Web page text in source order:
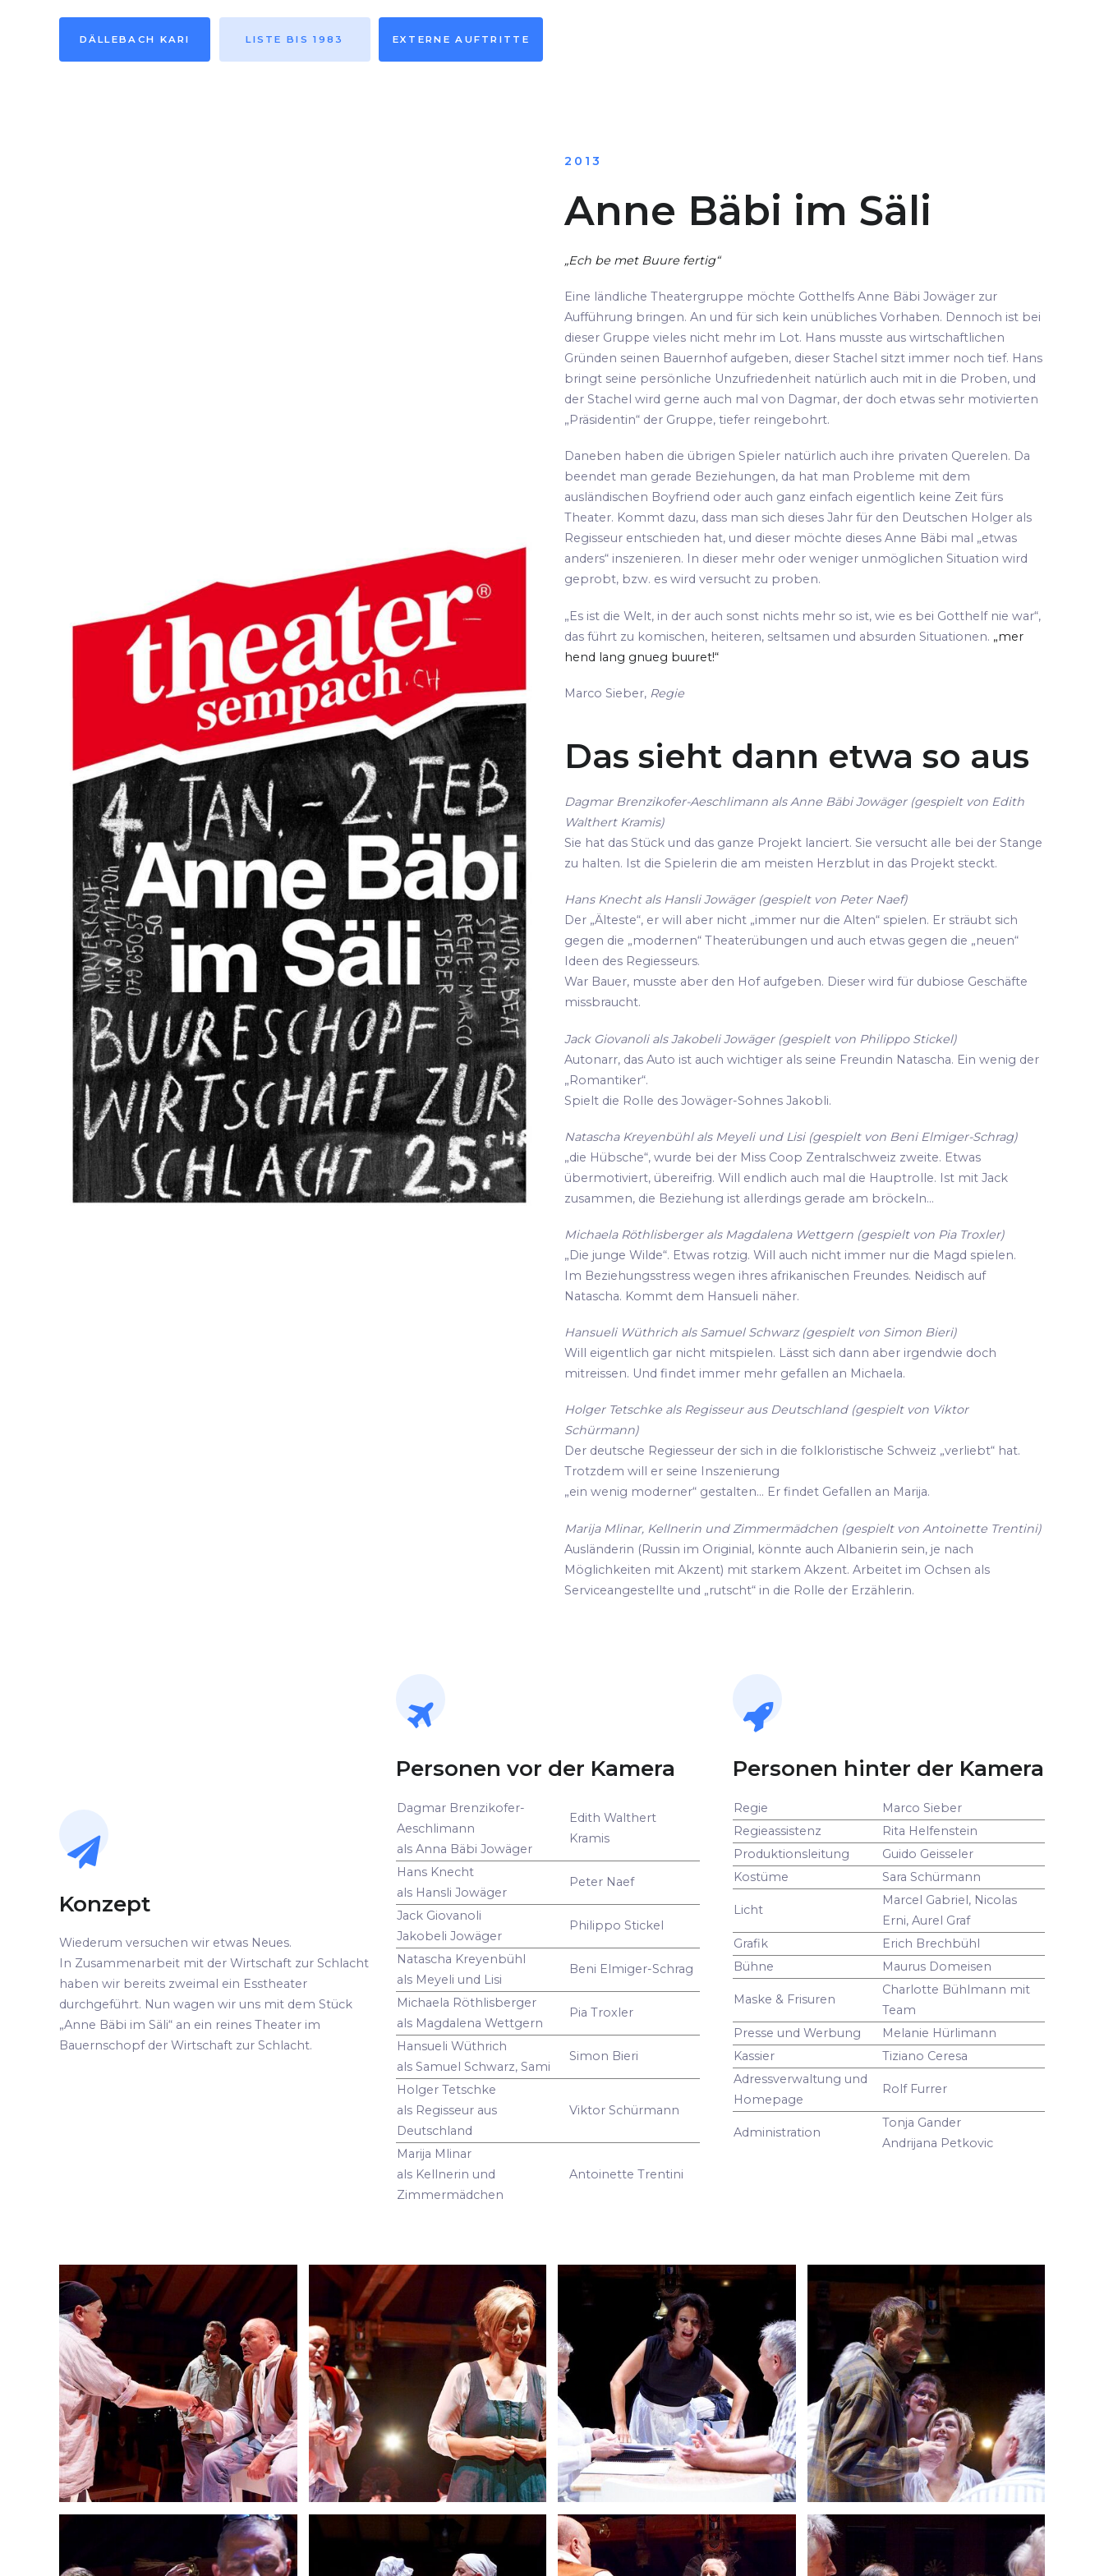
DÄLLEBACH KARI LISTE BIS 1983 EXTERNE AUFTRITTE
2013
Anne Bäbi im Säli
„Ech be met Buure fertig“
Eine ländliche Theatergruppe möchte Gotthelfs Anne Bäbi Jowäger zur
Aufführung bringen. An und für sich kein unübliches Vorhaben. Dennoch ist bei
dieser Gruppe vieles nicht mehr im Lot. Hans musste aus wirtschaftlichen
Gründen seinen Bauernhof aufgeben, dieser Stachel sitzt immer noch tief. Hans
bringt seine persönliche Unzufriedenheit natürlich auch mit in die Proben, und
der Stachel wird gerne auch mal von Dagmar, der doch etwas sehr motivierten
„Präsidentin“ der Gruppe, tiefer reingebohrt.
Daneben haben die übrigen Spieler natürlich auch ihre privaten Querelen. Da
beendet man gerade Beziehungen, da hat man Probleme mit dem
ausländischen Boyfriend oder auch ganz einfach eigentlich keine Zeit fürs
Theater. Kommt dazu, dass man sich dieses Jahr für den Deutschen Holger als
Regisseur entschieden hat, und dieser möchte dieses Anne Bäbi mal „etwas
anders“ inszenieren. In dieser mehr oder weniger unmöglichen Situation wird
geprobt, bzw. es wird versucht zu proben.
„Es ist die Welt, in der auch sonst nichts mehr so ist, wie es bei Gotthelf nie war“,
das führt zu komischen, heiteren, seltsamen und absurden Situationen. „mer
hend lang gnueg buuret!“
Marco Sieber, Regie
Das sieht dann etwa so aus
Dagmar Brenzikofer-Aeschlimann als Anne Bäbi Jowäger (gespielt von Edith
Walthert Kramis)
Sie hat das Stück und das ganze Projekt lanciert. Sie versucht alle bei der Stange
zu halten. Ist die Spielerin die am meisten Herzblut in das Projekt steckt.
Hans Knecht als Hansli Jowäger (gespielt von Peter Naef)
Der „Älteste“, er will aber nicht „immer nur die Alten“ spielen. Er sträubt sich
gegen die „modernen“ Theaterübungen und auch etwas gegen die „neuen“
Ideen des Regiesseurs.
War Bauer, musste aber den Hof aufgeben. Dieser wird für dubiose Geschäfte
missbraucht.
Jack Giovanoli als Jakobeli Jowäger (gespielt von Philippo Stickel)
Autonarr, das Auto ist auch wichtiger als seine Freundin Natascha. Ein wenig der
„Romantiker“.
Spielt die Rolle des Jowäger-Sohnes Jakobli.
Natascha Kreyenbühl als Meyeli und Lisi (gespielt von Beni Elmiger-Schrag)
„die Hübsche“, wurde bei der Miss Coop Zentralschweiz zweite. Etwas
übermotiviert, übereifrig. Will endlich auch mal die Hauptrolle. Ist mit Jack
zusammen, die Beziehung ist allerdings gerade am bröckeln...
Michaela Röthlisberger als Magdalena Wettgern (gespielt von Pia Troxler)
„Die junge Wilde“. Etwas rotzig. Will auch nicht immer nur die Magd spielen.
Im Beziehungsstress wegen ihres afrikanischen Freundes. Neidisch auf
Natascha. Kommt dem Hansueli näher.
Hansueli Wüthrich als Samuel Schwarz (gespielt von Simon Bieri)
Will eigentlich gar nicht mitspielen. Lässt sich dann aber irgendwie doch
mitreissen. Und findet immer mehr gefallen an Michaela.
Holger Tetschke als Regisseur aus Deutschland (gespielt von Viktor
Schürmann)
Der deutsche Regiesseur der sich in die folkloristische Schweiz „verliebt“ hat.
Trotzdem will er seine Inszenierung
„ein wenig moderner“ gestalten... Er findet Gefallen an Marija.
Marija Mlinar, Kellnerin und Zimmermädchen (gespielt von Antoinette Trentini)
Ausländerin (Russin im Originial, könnte auch Albanierin sein, je nach
Möglichkeiten mit Akzent) mit starkem Akzent. Arbeitet im Ochsen als
Serviceangestellte und „rutscht“ in die Rolle der Erzählerin.
Konzept
Wiederum versuchen wir etwas Neues.
In Zusammenarbeit mit der Wirtschaft zur Schlacht
haben wir bereits zweimal ein Esstheater
durchgeführt. Nun wagen wir uns mit dem Stück
„Anne Bäbi im Säli“ an ein reines Theater im
Bauernschopf der Wirtschaft zur Schlacht.
Personen vor der Kamera
Dagmar Brenzikofer-
Aeschlimann
als Anna Bäbi Jowäger
Edith Walthert
Kramis
Hans Knecht
als Hansli Jowäger
Peter Naef
Jack Giovanoli
Jakobeli Jowäger
Philippo Stickel
Natascha Kreyenbühl
als Meyeli und Lisi
Beni Elmiger-Schrag
Michaela Röthlisberger
als Magdalena Wettgern
Pia Troxler
Hansueli Wüthrich
als Samuel Schwarz, Sami
Simon Bieri
Holger Tetschke
als Regisseur aus
Deutschland
Viktor Schürmann
Marija Mlinar
als Kellnerin und
Zimmermädchen
Antoinette Trentini
Personen hinter der Kamera
Regie
Marco Sieber
Regieassistenz
Rita Helfenstein
Produktionsleitung
Guido Geisseler
Kostüme
Sara Schürmann
Licht
Marcel Gabriel, Nicolas
Erni, Aurel Graf
Grafik
Erich Brechbühl
Bühne
Maurus Domeisen
Maske & Frisuren
Charlotte Bühlmann mit
Team
Presse und Werbung
Melanie Hürlimann
Kassier
Tiziano Ceresa
Adressverwaltung und
Homepage
Rolf Furrer
Administration
Tonja Gander
Andrijana Petkovic